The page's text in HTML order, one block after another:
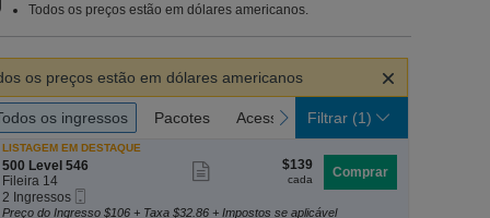
Todos os preços estão em dólares americanos.
os preços estão em dólares americanos
Todos os ingressos
os ingressos Pacotes
Pacotes Acesso a deficientes
Acesso a deficientes
next
Filtrar (1)
LISTAGEM EM DESTAQUE
S
e
ç
ã
500 Level 546
Fileira 14
2
Ingressos
2 Ingressos
Ingresso
$139
cada
$139
cada Comprar
Preço do Ingresso $106 + Taxa $32.86 + Impostos se aplicável